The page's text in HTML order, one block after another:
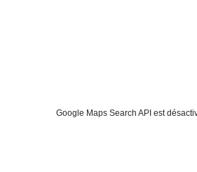
Google Maps Search API est